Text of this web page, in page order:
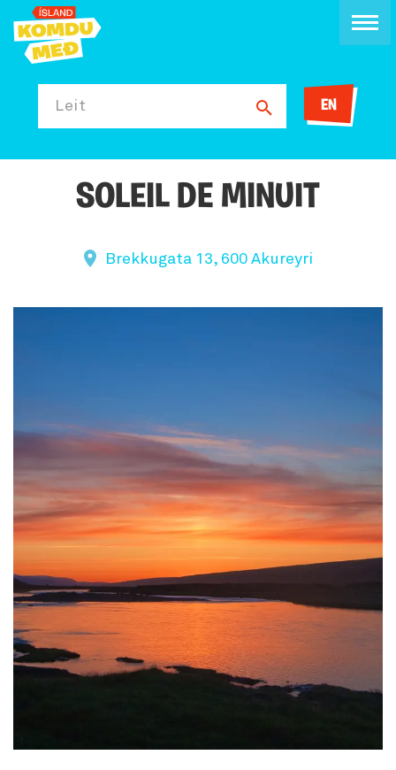
Leit EN
SOLEIL DE MINUIT
Brekkugata 13, 600 Akureyri